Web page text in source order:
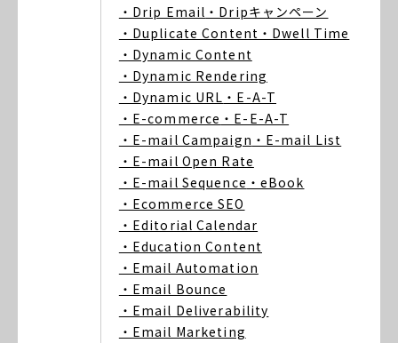
・Drip Email ・Dripキャンペーン
・Duplicate Content ・Dwell Time
・Dynamic Content
・Dynamic Rendering
・Dynamic URL ・E-A-T
・E-commerce ・E-E-A-T
・E-mail Campaign ・E-mail List
・E-mail Open Rate
・E-mail Sequence ・eBook
・Ecommerce SEO
・Editorial Calendar
・Education Content
・Email Automation
・Email Bounce
・Email Deliverability
・Email Marketing